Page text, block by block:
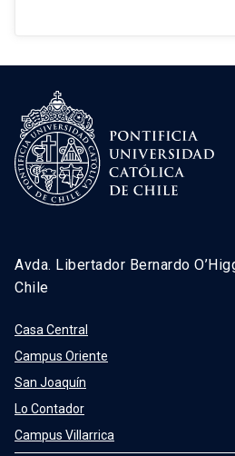
Avda. Libertador Bernardo
Chile
Casa Central
Campus Oriente
San Joaquín
Lo Contador
Campus Villarrica